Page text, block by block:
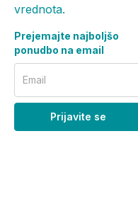
vrednota.
Prejemajte najboljšo
ponudbo na email
Email
Prijavite se